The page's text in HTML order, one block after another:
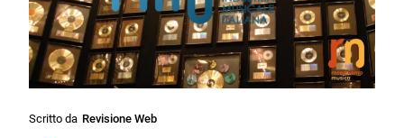
Scritto da Revisione Web